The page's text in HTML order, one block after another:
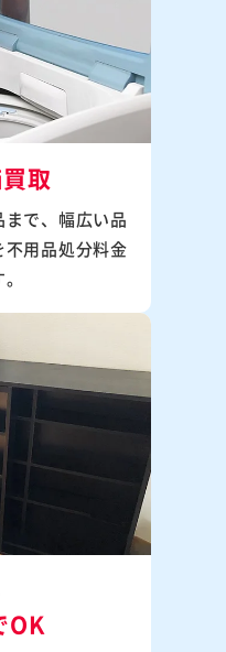
取
で、幅広い品
用品処分料金
OK